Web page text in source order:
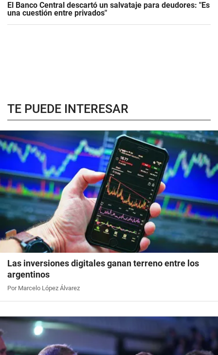
El Banco Central descartó un salvataje para deudores: "Es
una cuestión entre privados"
TE PUEDE INTERESAR
Las inversiones digitales ganan terreno entre los
argentinos
Por Marcelo López Álvarez